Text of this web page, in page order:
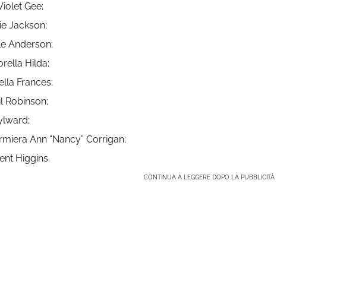
Gee;
Jackson;
Anderson;
Hilda;
Frances;
Robinson;
Ann “Nancy” Corrigan;
Higgins.
CONTINUA A LEGGERE DOPO LA PUBBLICITÀ